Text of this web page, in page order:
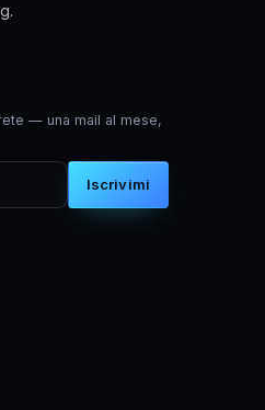
— una mail al mese,
Iscrivimi